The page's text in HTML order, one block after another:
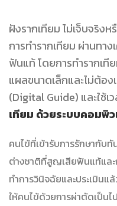
ฝังรากเทียม ไม่เจ็บจริงห
การทำรากเทียม ผ่านทา
ฟันแท้ โดยการทำรากเ
แผลขนาดเล็กและไม่ต้อ
(Digital Guide) และใช้เ
เทียม ด้วยระบบคอมพิ
คนไข้ที่เข้ารับการรักษากับ
ต่างชาติที่สูญเสียฟันแท้แล
ทำการวินิจฉัยและประเมินแ
ให้คนไข้ด้วยการผ่าตัดเป็นไ